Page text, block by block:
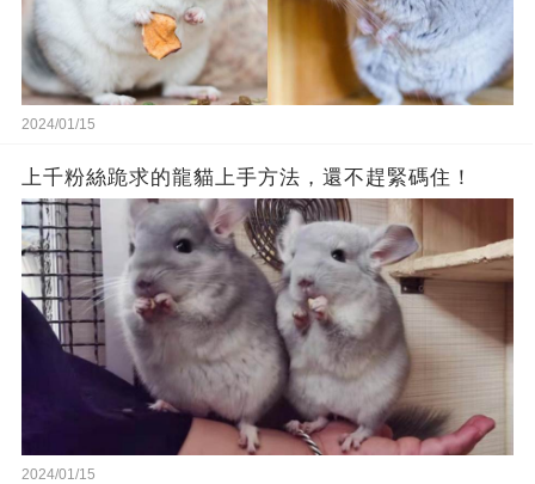
2024/01/15
上千粉絲跪求的龍貓上手方法，還不趕緊碼住！
2024/01/15